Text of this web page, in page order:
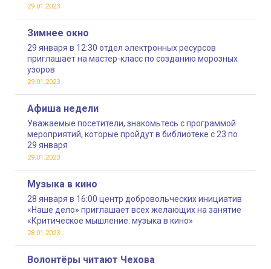
29.01.2023
Зимнее окно
29 января в 12:30 отдел электронных ресурсов
приглашает на мастер-класс по созданию морозных
узоров
29.01.2023
Афиша недели
Уважаемые посетители, знакомьтесь с программой
мероприятий, которые пройдут в библиотеке с 23 по
29 января
29.01.2023
Музыка в кино
28 января в 16:00 центр добровольческих инициатив
«Наше дело» приглашает всех желающих на занятие
«Критическое мышление: музыка в кино»
28.01.2023
Волонтёры читают Чехова